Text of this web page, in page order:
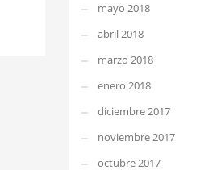
mayo 2018
abril 2018
marzo 2018
enero 2018
diciembre 2017
noviembre 2017
octubre 2017